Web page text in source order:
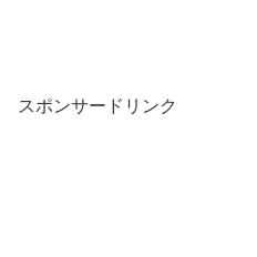
スポンサードリンク